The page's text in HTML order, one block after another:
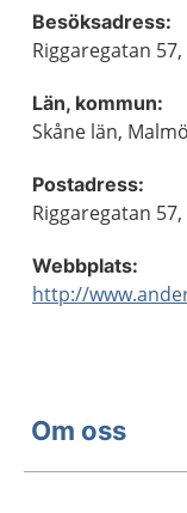
Besöksadress:
Riggaregatan
Län, kommun:
Skåne län, Malmö
Postadress:
Riggaregatan
Webbplats:
http://
Om oss